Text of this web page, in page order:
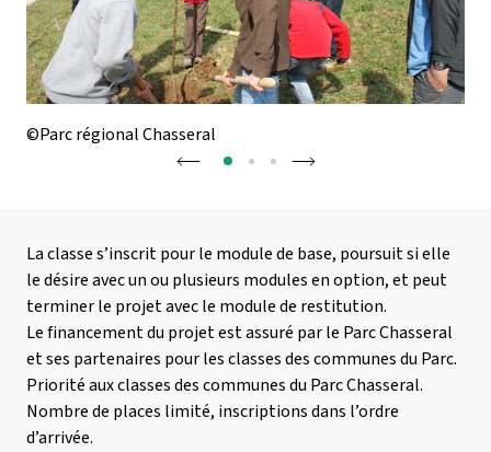
©Parc régional Chasseral
La classe s’inscrit pour le module de base, poursuit si elle
le désire avec un ou plusieurs modules en option, et peut
terminer le projet avec le module de restitution.
Le financement du projet est assuré par le Parc Chasseral
et ses partenaires pour les classes des communes du Parc.
Priorité aux classes des communes du Parc Chasseral.
Nombre de places limité, inscriptions dans l’ordre
d’arrivée.